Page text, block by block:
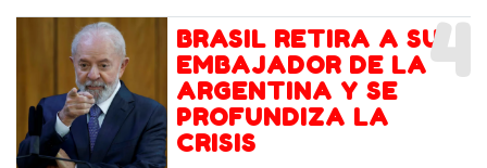
4
BRASIL RETIRA A SU
EMBAJADOR DE LA
ARGENTINA Y SE
PROFUNDIZA LA
CRISIS